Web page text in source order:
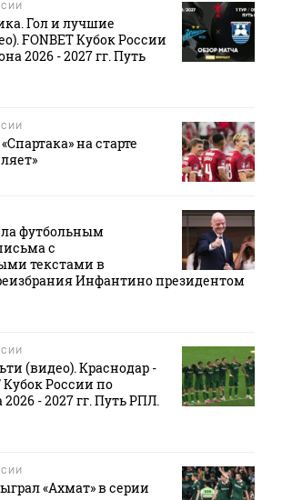
Гол и лучшие
FONBET Кубок России
2026 - 2027 гг. Путь
на старте
футбольным
с
текстами в
Инфантино президентом
(видео). Краснодар -
Кубок России по
- 2027 гг. Путь РПЛ.
«Ахмат» в серии